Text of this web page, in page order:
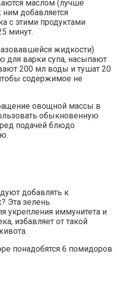
маслом (лучше
ним добавляется
с этими продуктами
минут.
жидкости)
варки супа, насыпают
200 мл воды и тушат 20
содержимое не
овощной массы в
обыкновенную
подачей блюдо
добавлять к
Эта зелень
укрепления иммунитета и
избавляет от такой
понадобятся 6 помидоров